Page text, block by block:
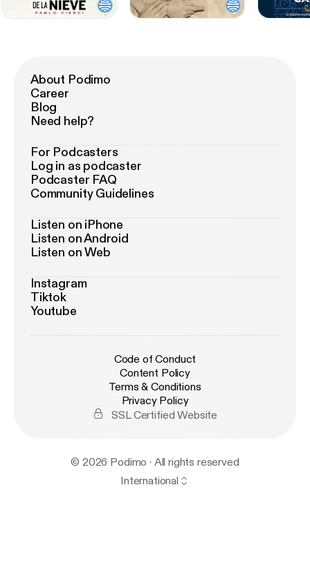
About Podimo
Career
Blog
Need help?
For Podcasters
Log in as podcaster
Podcaster FAQ
Community Guidelines
Listen on iPhone
Listen on Android
Listen on Web
Instagram
Tiktok
Youtube
Code of Conduct
Content Policy
Terms & Conditions
Privacy Policy
SSL Certified Website
© 2026 Podimo · All rights reserved
International